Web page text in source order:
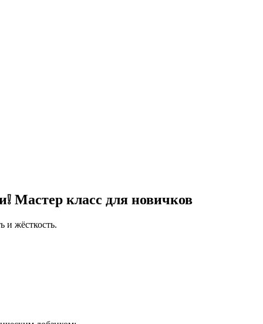
Мастер класс для новичков
и жёсткость.